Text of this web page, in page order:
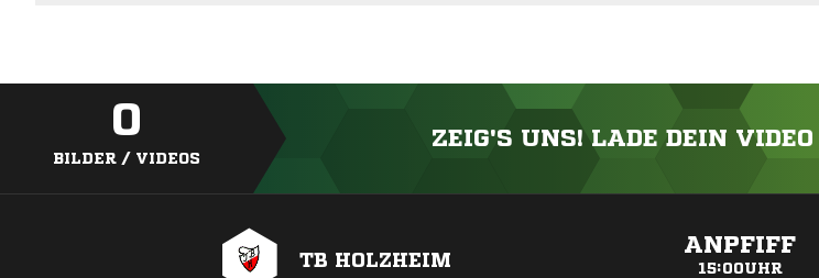
0
BILDER / VIDEOS
ZEIG'S UNS! LADE DEIN VIDEO
TB HOLZHEIM
ANPFIFF
15:00UHR